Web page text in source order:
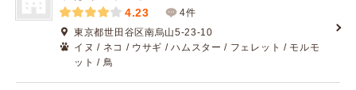
4.23
4件
東京都世田谷区南烏山5-23-10
イヌ / ネコ / ウサギ / ハムスター / フェレット / モルモ
ット / 鳥